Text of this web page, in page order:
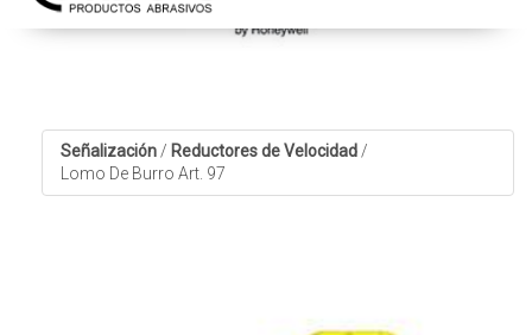
Señalización / Reductores de Velocidad /
Lomo De Burro Art. 97